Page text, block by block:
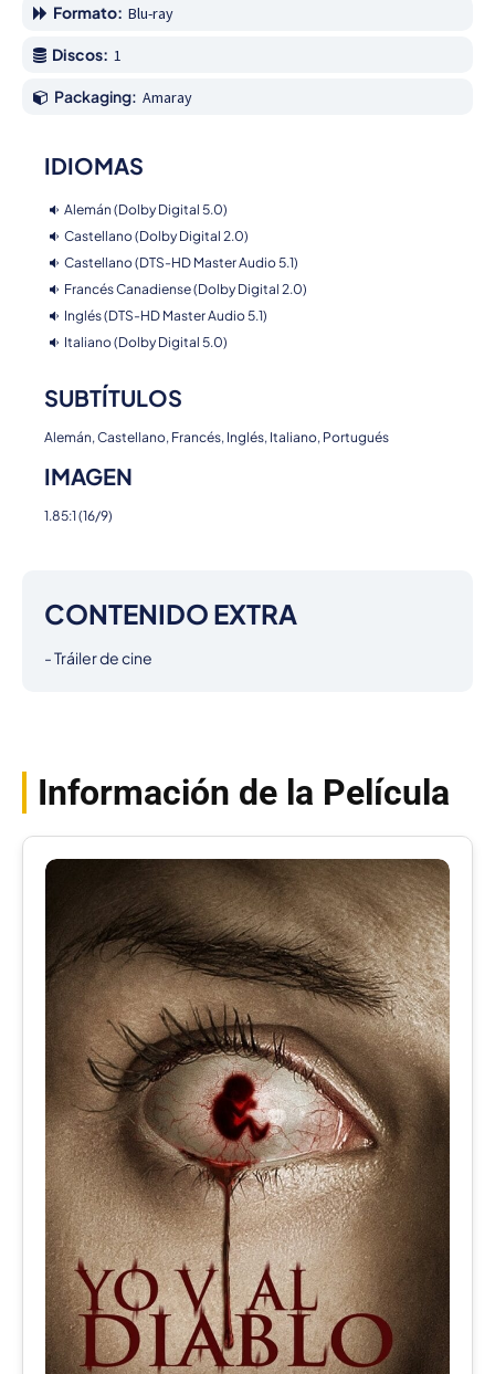
Formato: Blu-ray
Discos: 1
Packaging: Amaray
IDIOMAS
Alemán (Dolby Digital 5.0)
Castellano (Dolby Digital 2.0)
Castellano (DTS-HD Master Audio 5.1)
Francés Canadiense (Dolby Digital 2.0)
Inglés (DTS-HD Master Audio 5.1)
Italiano (Dolby Digital 5.0)
SUBTÍTULOS
Alemán, Castellano, Francés, Inglés, Italiano, Portugués
IMAGEN
1.85:1 (16/9)
CONTENIDO EXTRA
- Tráiler de cine
Información de la Película